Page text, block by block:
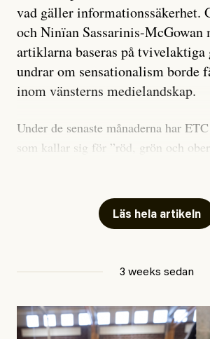
vad gäller informationssäkerhet.
och Ninïan Sassarinis-McGowan
artiklarna baseras på tvivelaktiga
undrar om sensationalism borde
inom vänsterns medielandskap.
Under de senaste månaderna har
som kallar sig för ”röd, grön och
skriver för? Vad betyder det att vara
oberoende” tidning? Och vad är
utpekas som israelisk infiltratör”.
Läs hela artikeln
3 weeks sedan